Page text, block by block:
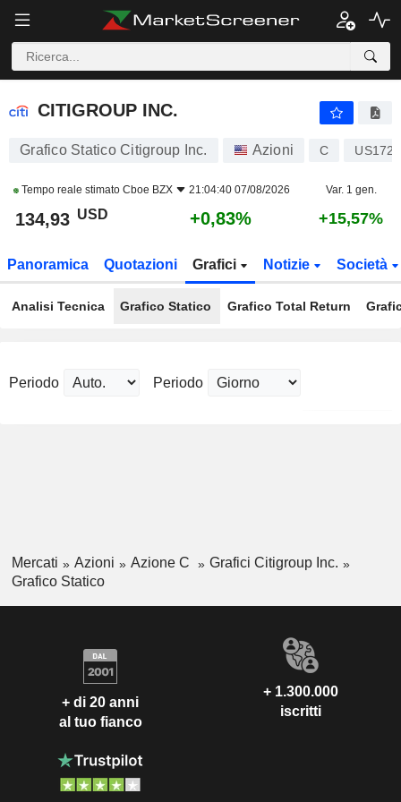
CITIGROUP INC.
CITIGROUP INC.
Grafico Statico Citigroup Inc. Azioni C
Tempo reale stimato Cboe BZX 21:04:40 07/08/2026 Var. 1 gen.
134,93 USD +0,83% +15,57%
Panoramica Quotazioni Grafici Notizie Società
Analisi Tecnica Grafico Statico Grafico Total Return
Periodo Periodo
Mercati Azioni Azione C
Grafici Citigroup Inc.
Grafico Statico
+ di 20 anni
al tuo fianco
+ 1.300.000
iscritti